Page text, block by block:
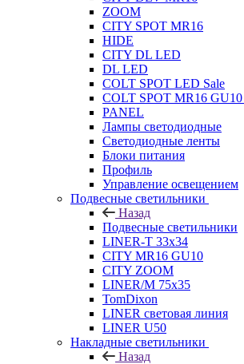
ZOOM
CITY SPOT MR16
HIDE
CITY DL LED
DL LED
COLT SPOT LED Sale
COLT SPOT MR16 GU10
PANEL
Лампы светодиодные
Светодиодные ленты
Блоки питания
Профиль
Управление освещением
Подвесные светильники
Назад
Подвесные светильники
LINER-T 33x34
CITY MR16 GU10
CITY ZOOM
LINER/M 75х35
TomDixon
LINER световая линия
LINER U50
Накладные светильники
Назад